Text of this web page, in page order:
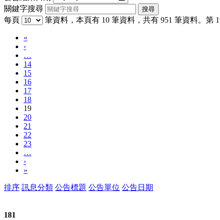
關鍵字搜尋
每頁
筆資料，本頁有 10 筆資料，共有 951 筆資料。第
«
‹
…
14
15
16
17
18
19
20
21
22
23
…
›
»
排序 訊息分類 公告標題 公告單位 公告日期
181